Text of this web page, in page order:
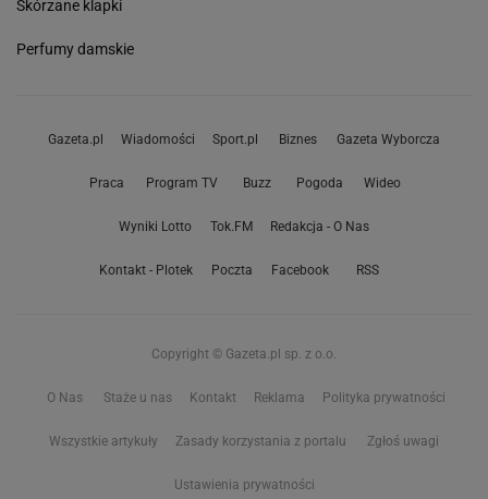
Skórzane klapki
Perfumy damskie
Gazeta.pl Wiadomości Sport.pl Biznes Gazeta Wyborcza
Praca Program TV Buzz Pogoda Wideo
Wyniki Lotto Tok.FM Redakcja - O Nas
Kontakt - Plotek Poczta Facebook RSS
Copyright © Gazeta.pl sp. z o.o.
O Nas Staże u nas Kontakt Reklama Polityka prywatności
Wszystkie artykuły Zasady korzystania z portalu Zgłoś uwagi
Ustawienia prywatności